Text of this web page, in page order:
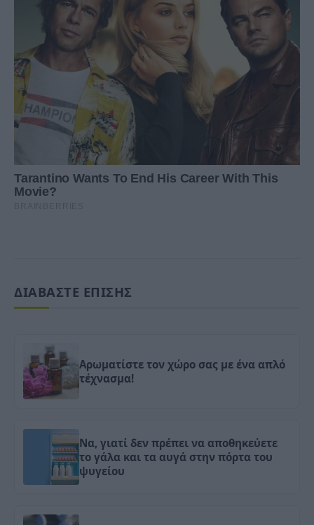
ΔΙΑΒΑΣΤΕ ΕΠΙΣΗΣ
Αρωματίστε τον χώρο σας με ένα απλό
τέχνασμα!
Nα, γιατί δεν πρέπει να αποθηκεύετε
το γάλα και τα αυγά στην πόρτα του
ψυγείου